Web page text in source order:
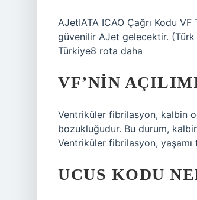
AJetIATA ICAO Çağrı Kodu
güvenilir AJet gelecektir. (Türk
Türkiye8 rota daha
VF’NIN
Ventriküler fibrilasyon, kalbin
bozukluğudur. Bu durum,
Ventriküler fibrilasyon,
UCUS KODU